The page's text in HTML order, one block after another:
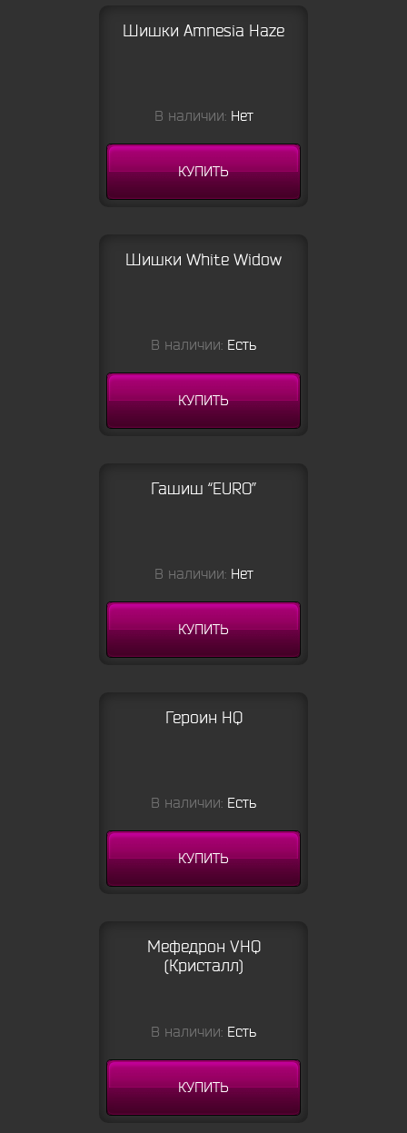
Шишки Amnesia Haze
В наличии: Нет
КУПИТЬ
Шишки White Widow
В наличии: Есть
КУПИТЬ
Гашиш “EURO”
В наличии: Нет
КУПИТЬ
Героин HQ
В наличии: Есть
КУПИТЬ
Мефедрон VHQ
(Кристалл)
В наличии: Есть
КУПИТЬ